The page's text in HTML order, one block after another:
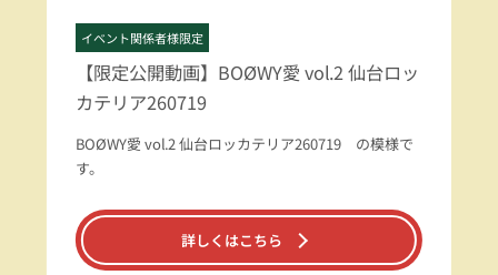
イベント関係者様限定
【限定公開動画】BOØWY愛 vol.2 仙台ロッ
カテリア260719
BOØWY愛 vol.2 仙台ロッカテリア260719 の模様で
す。
詳しくはこちら